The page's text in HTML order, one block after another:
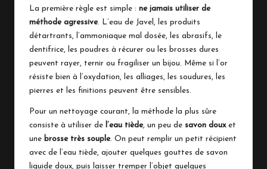
La première règle est simple : ne jamais utiliser de
méthode agressive. L’eau de Javel, les produits
détartrants, l’ammoniaque mal dosée, les abrasifs, le
dentifrice, les poudres à récurer ou les brosses dures
peuvent rayer, ternir ou fragiliser un bijou. Même si l’or
résiste bien à l’oxydation, les alliages, les soudures, les
pierres et les finitions peuvent être sensibles.
Pour un nettoyage courant, la méthode la plus sûre
consiste à utiliser de
l’eau tiède, un peu de savon douxet
une brosse très souple. On peut remplir un petit récipient
avec de l’eau tiède, ajouter quelques gouttes de savon
liquide doux, puis laisser tremper l’objet quelques